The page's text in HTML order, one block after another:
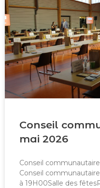
Conseil
mai 2026
Conseil
Conseil
à 19H00Salle des